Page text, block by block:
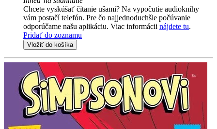
Chcete vyskúšať čítanie ušami? Na vypočutie audioknihy
vám postačí telefón. Pre čo najjednoduchšie počúvanie
odporúčame našu aplikáciu. Viac informácii nájdete tu.
Pridať do zoznamu
Vložiť do košíka